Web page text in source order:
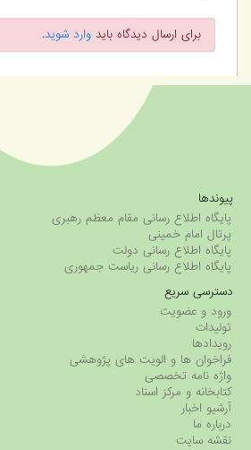
برای ارسال دیدگاه بایدوارد شوید.
پیوندها
پایگاه اطلاع رسانی مقام معظم رهبری
پرتال امام خمینی
پایگاه اطلاع رسانی دولت
پایگاه اطلاع رسانی ریاست جمهوری
دسترسی سریع
ورود و عضویت
تولیدات
رویدادها
فراخوان ها و الویت های پژوهشی
واژه نامه تخصصی
کتابخانه و مرکز اسناد
آرشیو اخبار
درباره ما
نقشه سایت